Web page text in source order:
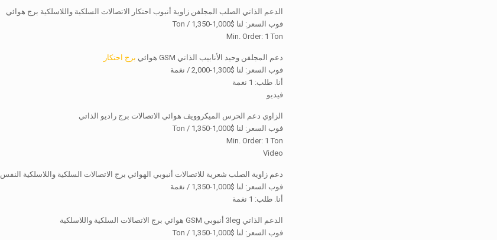
الدعم الذاتي الصلب المجلفن زاوية أنبوب احتكار الاتصالات السلكية واللاسلكية برج هوائي
فوب السعر: لنا $1,000-1,350 / Ton
Min. Order: 1 Ton
دعم المجلفن وحيد الأنابيب الذاتي GSM هوائي
برج احتكار
فوب السعر: لنا $1,300-2,000 / نغمة
أنا. طلب: 1 نغمة
فيديو
الزاوي دعم الحرس الميكروويف هوائي الاتصالات برج راديو الذاتي
فوب السعر: لنا $1,000-1,350 / Ton
Min. Order: 1 Ton
Video
دعم زاوية الصلب شعرية للاتصالات أنبوبي الهوائي برج الاتصالات السلكية واللاسلكية النفس
فوب السعر: لنا $1,000-1,350 / نغمة
أنا. طلب: 1 نغمة
الدعم الذاتي 3leg أنبوبي GSM هوائي برج الاتصالات السلكية واللاسلكية
فوب السعر: لنا $1,000-1,350 / Ton